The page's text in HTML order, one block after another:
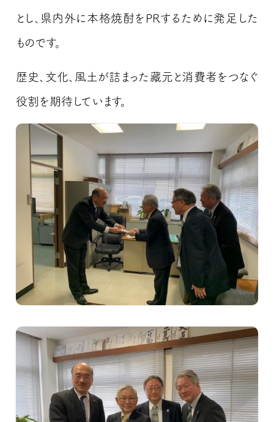
とし、県内外に本格焼酎をPRするために発足した
ものです。
歴史、文化、風土が詰まった藏元と消費者をつなぐ
役割を期待しています。